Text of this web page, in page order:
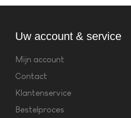
Uw account & service
Mijn account
Contact
Klantenservice
Bestelproces